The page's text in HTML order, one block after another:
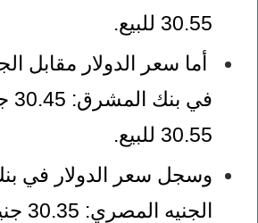
30.55 للبيع
.
أما سعر الدولار مقابل
30.55 للبيع
.
وسجل سعر الدولار في